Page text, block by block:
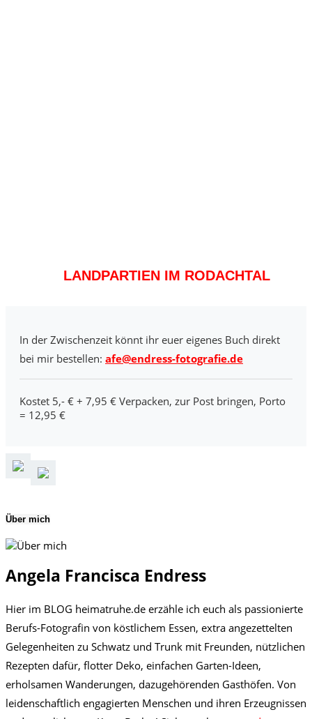
LANDPARTIEN IM RODACHTAL
In der Zwischenzeit könnt ihr euer eigenes Buch direkt
bei mir bestellen: afe@endress-fotografie.de
Kostet 5,- € + 7,95 € Verpacken, zur Post bringen, Porto
= 12,95 €
Über mich
Angela Francisca Endress
Hier im BLOG heimatruhe.de erzähle ich euch als passionierte
Berufs-Fotografin von köstlichem Essen, extra angezettelten
Gelegenheiten zu Schwatz und Trunk mit Freunden, nützlichen
Rezepten dafür, flotter Deko, einfachen Garten-Ideen,
erholsamen Wanderungen, dazugehörenden Gasthöfen. Von
leidenschaftlich engagierten Menschen und ihren Erzeugnissen